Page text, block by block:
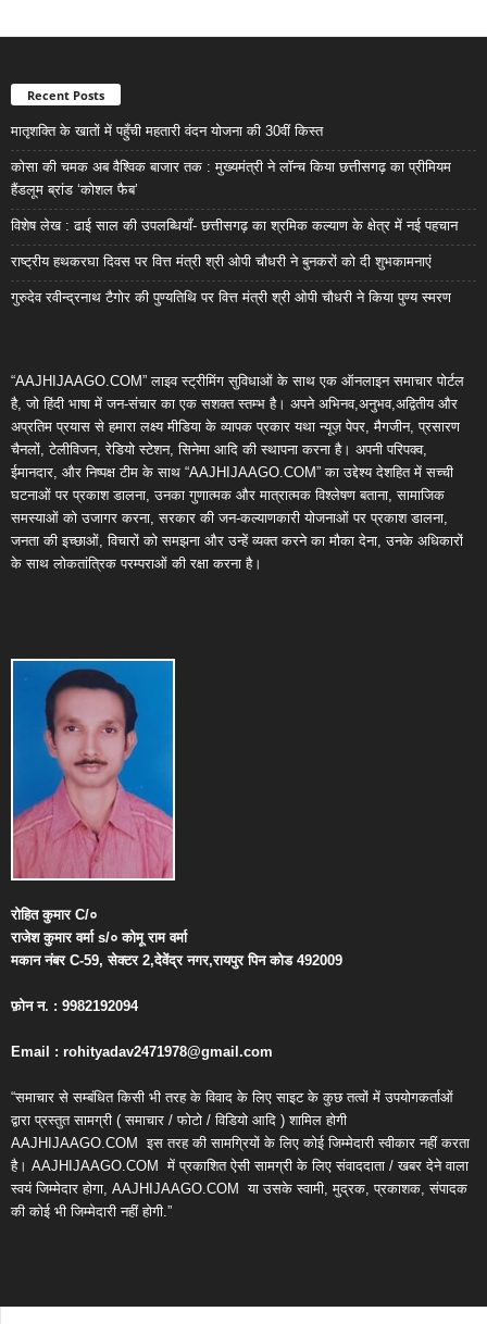
Recent Posts
मातृशक्ति के खातों में पहुँची महतारी वंदन योजना की 30वीं किस्त
कोसा की चमक अब वैश्विक बाजार तक : मुख्यमंत्री ने लॉन्च किया छत्तीसगढ़ का प्रीमियम
हैंडलूम ब्रांड ‘कोशल फैब’
विशेष लेख : ढाई साल की उपलब्धियाँ- छत्तीसगढ़ का श्रमिक कल्याण के क्षेत्र में नई पहचान
राष्ट्रीय हथकरघा दिवस पर वित्त मंत्री श्री ओपी चौधरी ने बुनकरों को दी शुभकामनाएं
गुरुदेव रवीन्द्रनाथ टैगोर की पुण्यतिथि पर वित्त मंत्री श्री ओपी चौधरी ने किया पुण्य स्मरण
“AAJHIJAAGO.COM” लाइव स्ट्रीमिंग सुविधाओं के साथ एक ऑनलाइन समाचार पोर्टल
है, जो हिंदी भाषा में जन-संचार का एक सशक्त स्तम्भ है। अपने अभिनव,अनुभव,अद्वितीय और
अप्रतिम प्रयास से हमारा लक्ष्य मीडिया के व्यापक प्रकार यथा न्यूज़ पेपर, मैगजीन, प्रसारण
चैनलों, टेलीविजन, रेडियो स्टेशन, सिनेमा आदि की स्थापना करना है। अपनी परिपक्व,
ईमानदार, और निष्पक्ष टीम के साथ “AAJHIJAAGO.COM” का उद्देश्य देशहित में सच्ची
घटनाओं पर प्रकाश डालना, उनका गुणात्मक और मात्रात्मक विश्लेषण बताना, सामाजिक
समस्याओं को उजागर करना, सरकार की जन-कल्याणकारी योजनाओं पर प्रकाश डालना,
जनता की इच्छाओं, विचारों को समझना और उन्हें व्यक्त करने का मौका देना, उनके अधिकारों
के साथ लोकतांत्रिक परम्पराओं की रक्षा करना है।
रोहित कुमारC/०
राजेश कुमार वर्माs/० कोमू राम वर्मा
मकान नंबरC-59,सेक्टर2,देवेंद्र नगर,रायपुर पिन कोड492009
फ़ोन न. : 9982192094
Email : rohityadav2471978@gmail.com
“समाचार से सम्बंधित किसी भी तरह के विवाद के लिए साइट के कुछ तत्वों में उपयोगकर्ताओं
द्वारा प्रस्तुत सामग्री ( समाचार / फोटो / विडियो आदि ) शामिल होगी
AAJHIJAAGO.COM इस तरह की सामग्रियों के लिए कोई जिम्मेदारी स्वीकार नहीं करता
है। AAJHIJAAGO.COM में प्रकाशित ऐसी सामग्री के लिए संवाददाता / खबर देने वाला
स्वयं जिम्मेदार होगा, AAJHIJAAGO.COM या उसके स्वामी, मुद्रक, प्रकाशक, संपादक
की कोई भी जिम्मेदारी नहीं होगी.”